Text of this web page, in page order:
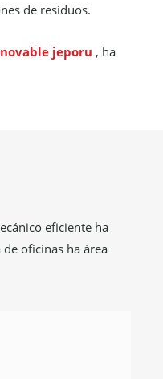
de residuos.
jeporu , ha
eficiente ha
oficinas ha área